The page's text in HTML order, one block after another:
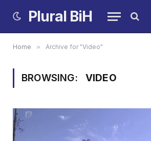
Plural BiH
Home » Archive for "Video"
BROWSING: VIDEO